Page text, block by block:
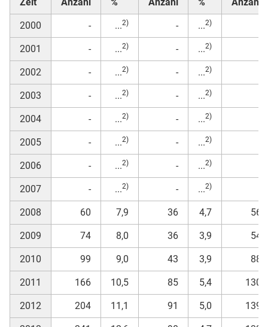
2000 - ...2) - ...2)
2001 - ...2) - ...2)
2002 - ...2) - ...2)
2003 - ...2) - ...2)
2004 - ...2) - ...2)
2005 - ...2) - ...2)
2006 - ...2) - ...2)
2007 - ...2) - ...2)
2008 60 7,9 36 4,7 56
2009 74 8,0 36 3,9 54
2010 99 9,0 43 3,9 88
2011 166 10,5 85 5,4 130
2012 204 11,1 91 5,0 139